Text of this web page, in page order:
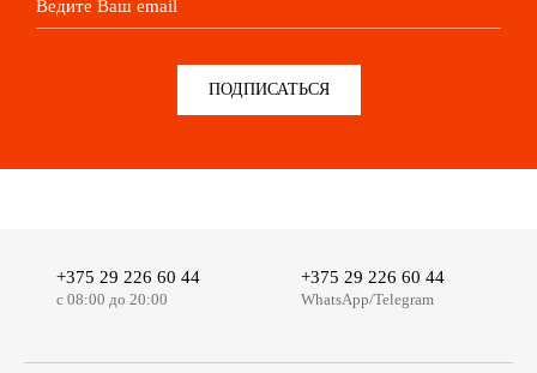
ПОДПИСАТЬСЯ
+375 29 226 60 44
c 08:00 до 20:00
+375 29 226 60 44
WhatsApp/Telegram